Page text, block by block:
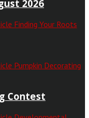
2026
Contest